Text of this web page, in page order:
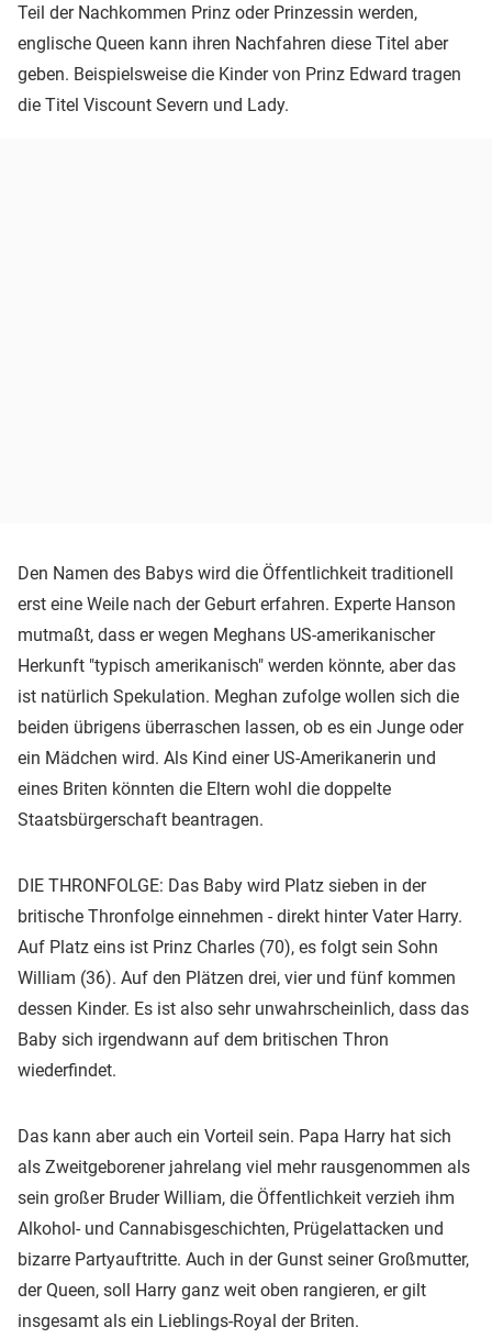
Teil der Nachkommen Prinz oder Prinzessin werden,
englische Queen kann ihren Nachfahren diese Titel aber
geben. Beispielsweise die Kinder von Prinz Edward tragen
die Titel Viscount Severn und Lady.
Den Namen des Babys wird die Öffentlichkeit traditionell
erst eine Weile nach der Geburt erfahren. Experte Hanson
mutmaßt, dass er wegen Meghans US-amerikanischer
Herkunft "typisch amerikanisch" werden könnte, aber das
ist natürlich Spekulation. Meghan zufolge wollen sich die
beiden übrigens überraschen lassen, ob es ein Junge oder
ein Mädchen wird. Als Kind einer US-Amerikanerin und
eines Briten könnten die Eltern wohl die doppelte
Staatsbürgerschaft beantragen.
DIE THRONFOLGE: Das Baby wird Platz sieben in der
britische Thronfolge einnehmen - direkt hinter Vater Harry.
Auf Platz eins ist Prinz Charles (70), es folgt sein Sohn
William (36). Auf den Plätzen drei, vier und fünf kommen
dessen Kinder. Es ist also sehr unwahrscheinlich, dass das
Baby sich irgendwann auf dem britischen Thron
wiederfindet.
Das kann aber auch ein Vorteil sein. Papa Harry hat sich
als Zweitgeborener jahrelang viel mehr rausgenommen als
sein großer Bruder William, die Öffentlichkeit verzieh ihm
Alkohol- und Cannabisgeschichten, Prügelattacken und
bizarre Partyauftritte. Auch in der Gunst seiner Großmutter,
der Queen, soll Harry ganz weit oben rangieren, er gilt
insgesamt als ein Lieblings-Royal der Briten.